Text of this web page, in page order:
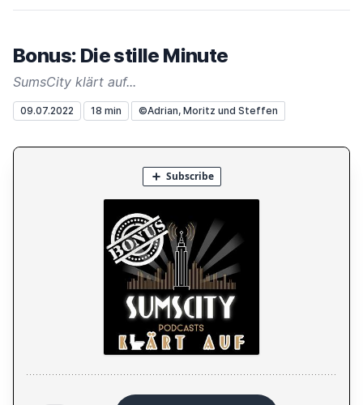
Bonus: Die stille Minute
SumsCity klärt auf...
09.07.2022 18 min ©Adrian, Moritz und Steffen